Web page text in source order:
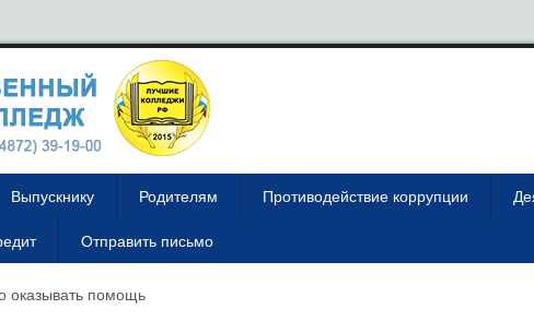
Выпускнику Родителям Противодействие коррупции
Отправить письмо
оказывать помощь